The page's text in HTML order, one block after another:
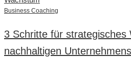
Business Coaching
3 Schritte für strategisches
nachhaltigen